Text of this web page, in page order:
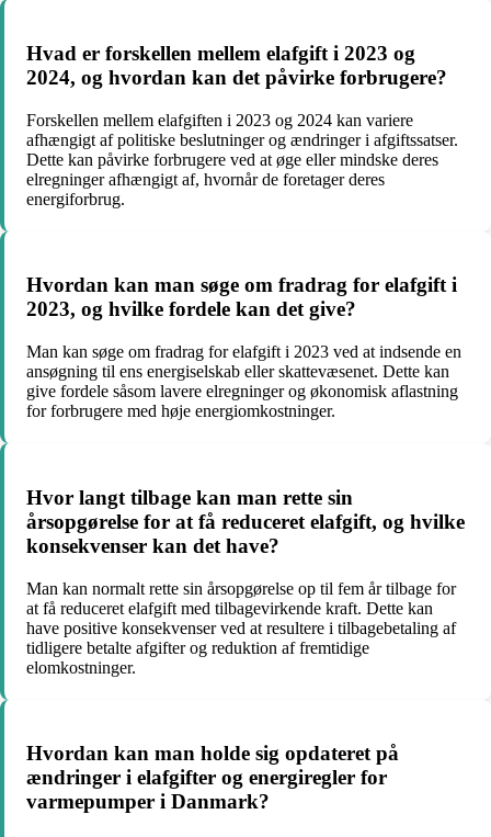
Hvad er forskellen mellem elafgift i 2023 og
2024, og hvordan kan det påvirke forbrugere?
Forskellen mellem elafgiften i 2023 og 2024 kan variere
afhængigt af politiske beslutninger og ændringer i afgiftssatser.
Dette kan påvirke forbrugere ved at øge eller mindske deres
elregninger afhængigt af, hvornår de foretager deres
energiforbrug.
Hvordan kan man søge om fradrag for elafgift i
2023, og hvilke fordele kan det give?
Man kan søge om fradrag for elafgift i 2023 ved at indsende en
ansøgning til ens energiselskab eller skattevæsenet. Dette kan
give fordele såsom lavere elregninger og økonomisk aflastning
for forbrugere med høje energiomkostninger.
Hvor langt tilbage kan man rette sin
årsopgørelse for at få reduceret elafgift, og hvilke
konsekvenser kan det have?
Man kan normalt rette sin årsopgørelse op til fem år tilbage for
at få reduceret elafgift med tilbagevirkende kraft. Dette kan
have positive konsekvenser ved at resultere i tilbagebetaling af
tidligere betalte afgifter og reduktion af fremtidige
elomkostninger.
Hvordan kan man holde sig opdateret på
ændringer i elafgifter og energiregler for
varmepumper i Danmark?